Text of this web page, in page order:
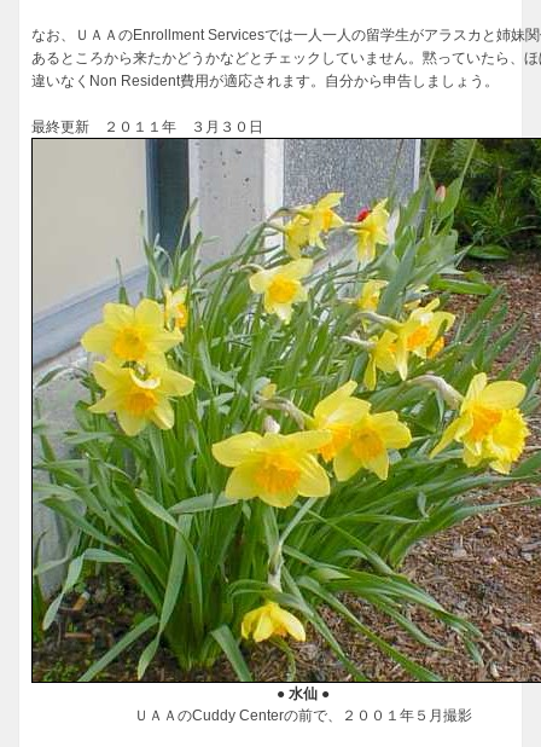
なお、ＵＡＡのEnrollment Servicesでは一人一人の留学生がアラスカと姉妹
あるところから来たかどうかなどとチェックしていません。黙っていたら、
違いなくNon Resident費用が適応されます。自分から申告しましょう。
最終更新 ２０１１年 ３月３０日
● 水仙 ●
ＵＡＡのCuddy Centerの前で、２００１年５月撮影